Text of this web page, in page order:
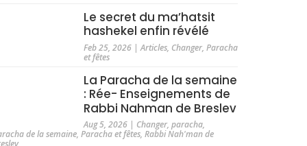
Le secret du ma’hatsit
hashekel enfin révélé
Feb 25, 2026|Articles, Changer, Paracha
et fêtes
La Paracha de la semaine
: Rée- Enseignements de
Rabbi Nahman de Breslev
Aug 5, 2026| Changer, paracha,
de la semaine,Paracha et fêtes,Rabbi Nah'man de